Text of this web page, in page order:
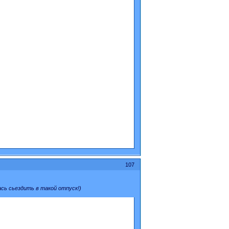
107
сьездить в такой отпуск!)